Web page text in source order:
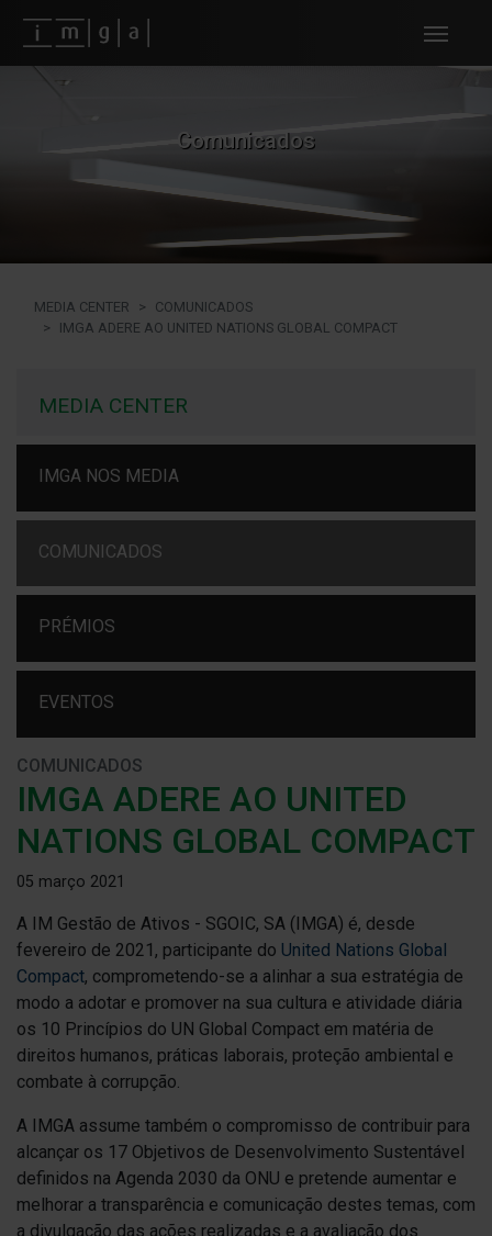
Fundos imga
Comunicados
MEDIA CENTER
COMUNICADOS
IMGA ADERE AO UNITED NATIONS GLOBAL COMPACT
MEDIA CENTER
IMGA NOS MEDIA
COMUNICADOS
PRÉMIOS
EVENTOS
COMUNICADOS
IMGA ADERE AO UNITED
NATIONS GLOBAL COMPACT
05 março 2021
A IM Gestão de Ativos - SGOIC, SA (IMGA) é, desde
fevereiro de 2021, participante do United Nations Global
Compact, comprometendo-se a alinhar a sua estratégia de
modo a adotar e promover na sua cultura e atividade diária
os 10 Princípios do UN Global Compact em matéria de
direitos humanos, práticas laborais, proteção ambiental e
combate à corrupção.
A IMGA assume também o compromisso de contribuir para
alcançar os 17 Objetivos de Desenvolvimento Sustentável
definidos na Agenda 2030 da ONU e pretende aumentar e
melhorar a transparência e comunicação destes temas, com
a divulgação das ações realizadas e a avaliação dos